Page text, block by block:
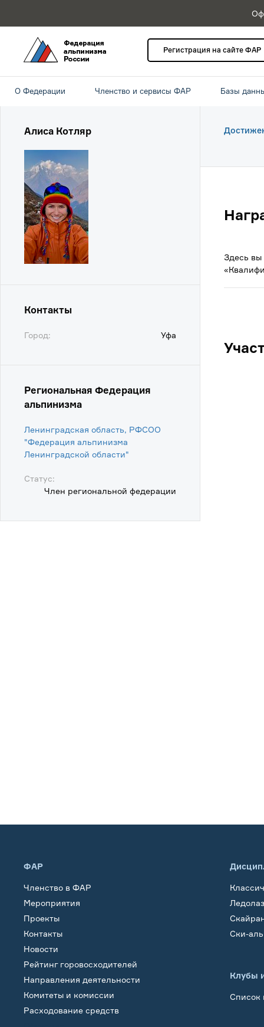
Регистрация на сайте ФАР
О Федерации Членство и сервисы ФАР Базы
Алиса Котляр
Контакты
Город: Уфа
Региональная Федерация
альпинизма
Ленинградская область, РФСОО
"Федерация альпинизма
Ленинградской области"
Статус:
Член региональной федерации
Здесь вы
ФАР
Членство в ФАР
Мероприятия
Проекты
Контакты
Новости
Рейтинг горовосходителей
Направления деятельности
Комитеты и комиссии
Расходование средств
Ски-
Клубы
Список